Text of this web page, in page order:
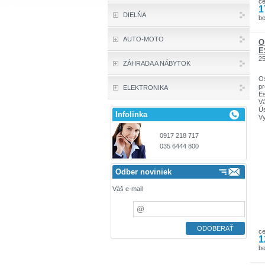
DIELŇA
AUTO-MOTO
ZÁHRADA A NÁBYTOK
ELEKTRONIKA
Infolinka
0917 218 717
035 6444 800
Odber noviniek
Váš e-mail